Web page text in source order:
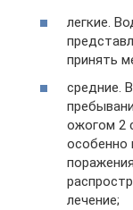
легкие.
принять
средние.
ожогом 2
особенно
лечение;